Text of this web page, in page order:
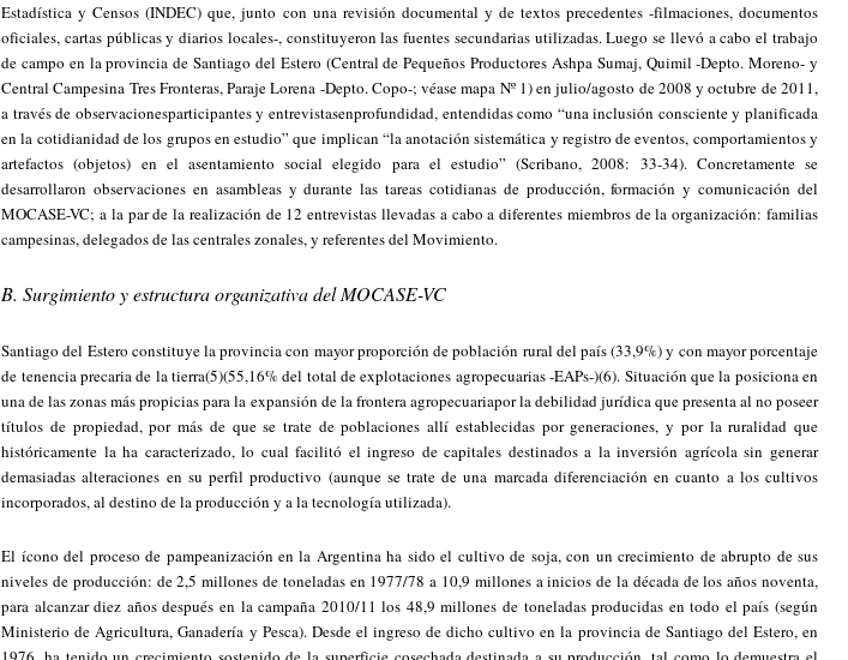
Estadística y Censos (INDEC) que, junto con una revisión documental y de textos precedentes -filmaciones, documentos
oficiales, cartas públicas y diarios locales-, constituyeron las fuentes secundarias utilizadas. Luego se llevó a cabo el trabajo
de campo en la provincia de Santiago del Estero (Central de Pequeños Productores Ashpa Sumaj, Quimil -Depto. Moreno- y
Central Campesina Tres Fronteras, Paraje Lorena -Depto. Copo-; véase mapa Nº 1) en julio/agosto de 2008 y octubre de 2011,
a través de observacionesparticipantes y entrevistasenprofundidad, entendidas como “una inclusión consciente y planificada
en la cotidianidad de los grupos en estudio” que implican “la anotación sistemática y registro de eventos, comportamientos y
artefactos (objetos) en el asentamiento social elegido para el estudio” (Scribano, 2008: 33-34). Concretamente se
desarrollaron observaciones en asambleas y durante las tareas cotidianas de producción, formación y comunicación del
MOCASE-VC; a la par de la realización de 12 entrevistas llevadas a cabo a diferentes miembros de la organización: familias
campesinas, delegados de las centrales zonales, y referentes del Movimiento.
B. Surgimiento y estructura organizativa del MOCASE-VC
Santiago del Estero constituye la provincia con mayor proporción de población rural del país (33,9%) y con mayor porcentaje
de tenencia precaria de la tierra(5)(55,16% del total de explotaciones agropecuarias -EAPs-)(6). Situación que la posiciona en
una de las zonas más propicias para la expansión de la frontera agropecuariapor la debilidad jurídica que presenta al no poseer
títulos de propiedad, por más de que se trate de poblaciones allí establecidas por generaciones, y por la ruralidad que
históricamente la ha caracterizado, lo cual facilitó el ingreso de capitales destinados a la inversión agrícola sin generar
demasiadas alteraciones en su perfil productivo (aunque se trate de una marcada diferenciación en cuanto a los cultivos
incorporados, al destino de la producción y a la tecnología utilizada).
El ícono del proceso de pampeanización en la Argentina ha sido el cultivo de soja, con un crecimiento de abrupto de sus
niveles de producción: de 2,5 millones de toneladas en 1977/78 a 10,9 millones a inicios de la década de los años noventa,
para alcanzar diez años después en la campaña 2010/11 los 48,9 millones de toneladas producidas en todo el país (según
Ministerio de Agricultura, Ganadería y Pesca). Desde el ingreso de dicho cultivo en la provincia de Santiago del Estero, en